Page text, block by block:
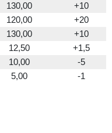
130,00
+10
120,00
+20
130,00
+10
12,50
+1,5
10,00
-5
5,00 -1